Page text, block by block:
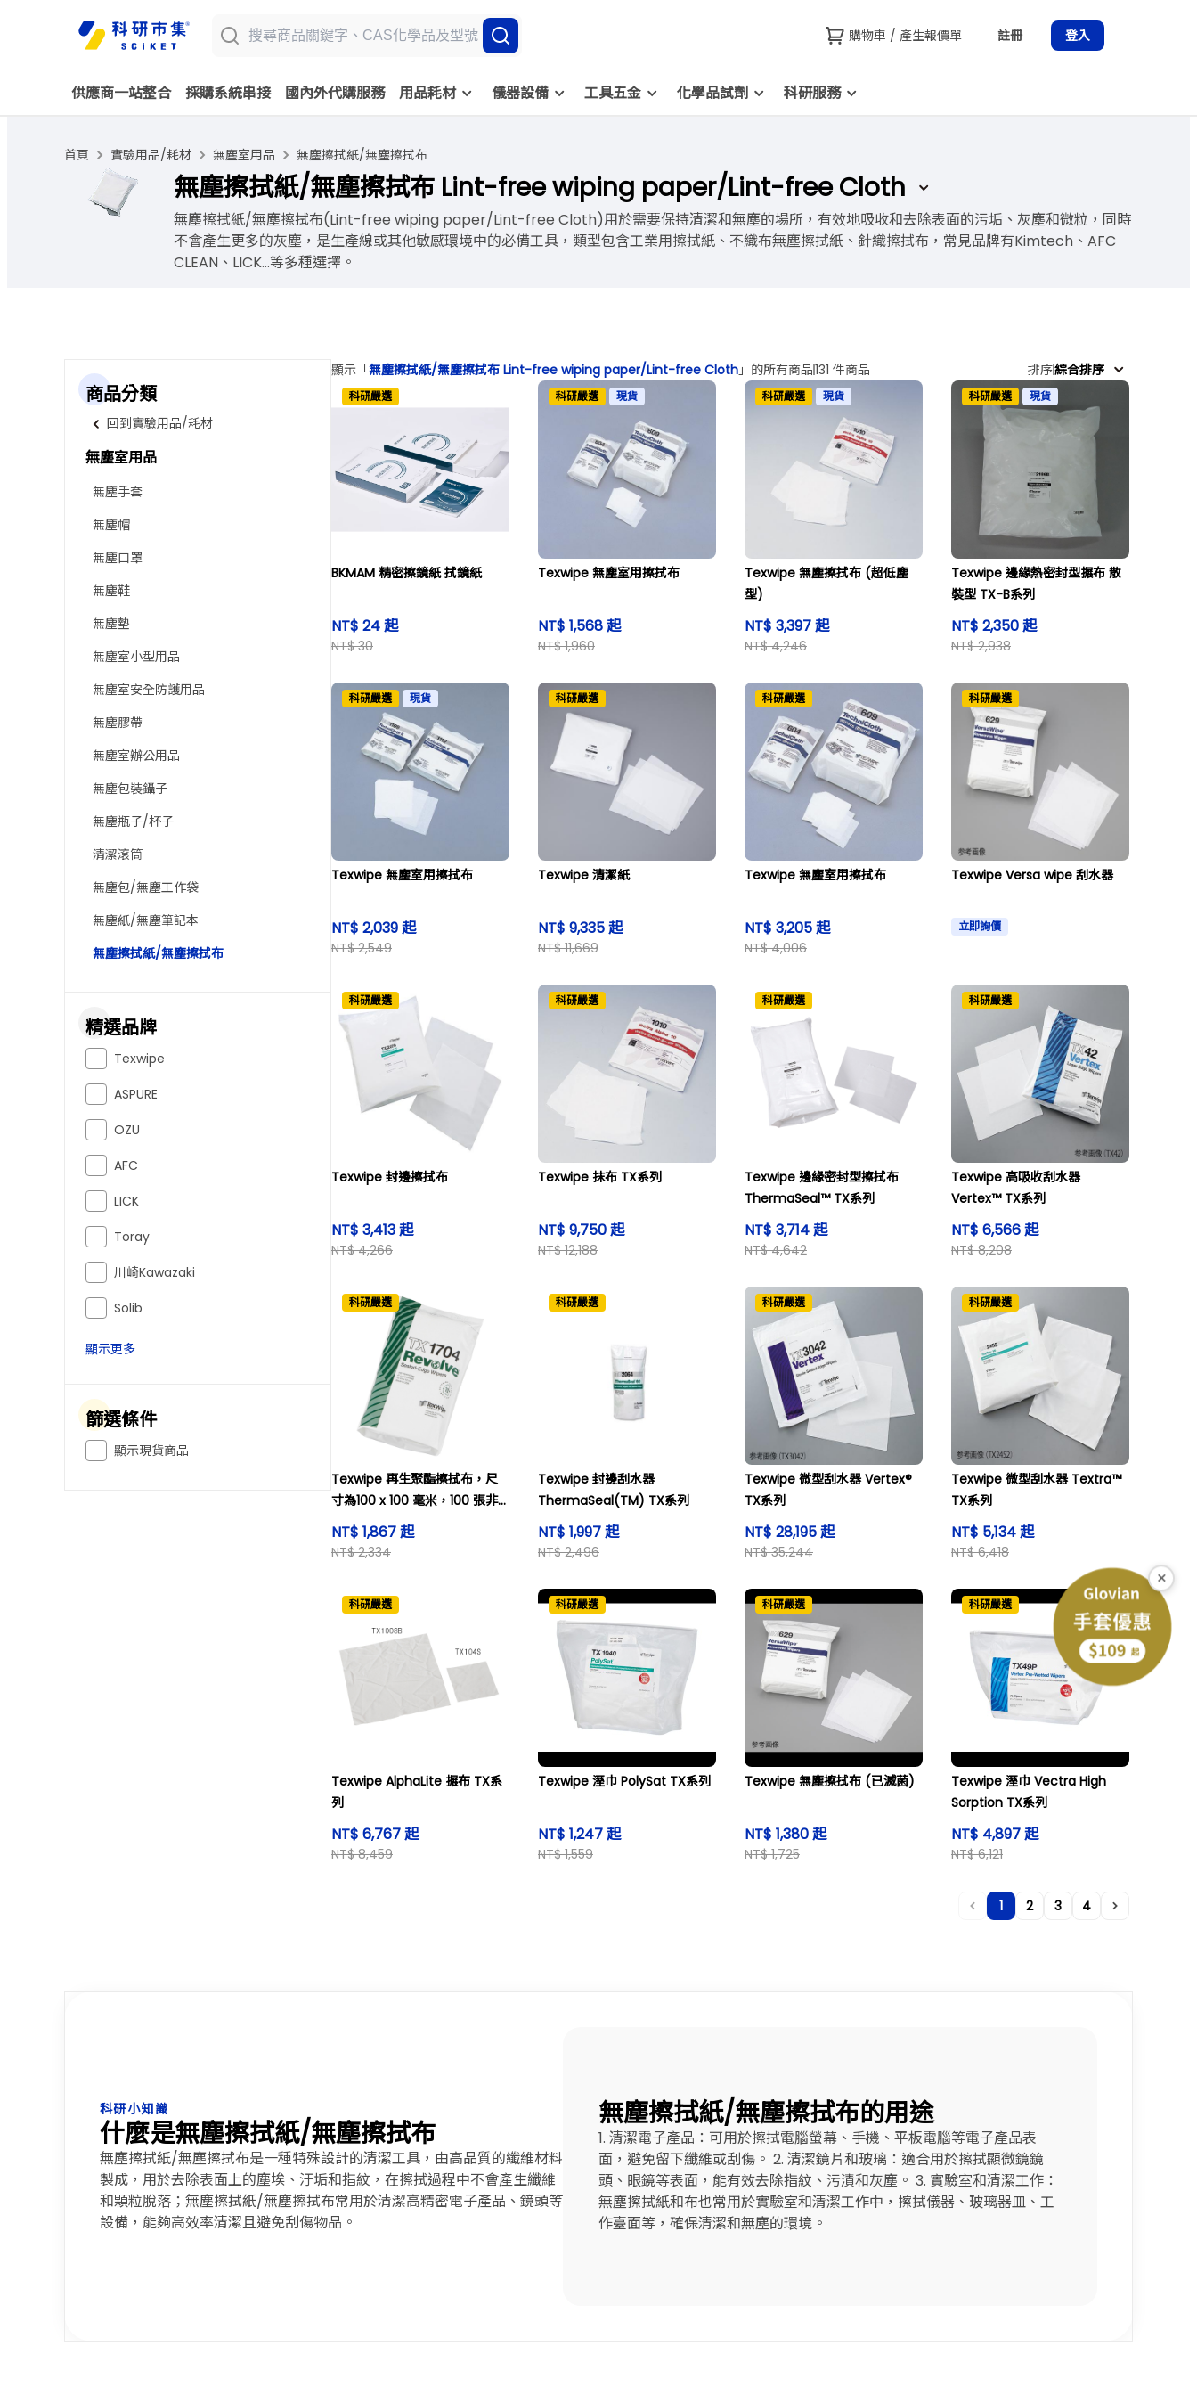
購物車 / 產生報價單 註冊 登入
供應商一站整合 採購系統串接 國內外代購服務 用品耗材 儀器設備 工具五金 化學品試劑 科研服務
首頁 實驗用品/耗材 無塵室用品 無塵擦拭紙/無塵擦拭布
無塵擦拭紙/無塵擦拭布 Lint-free wiping paper/Lint-free Cloth
無塵擦拭紙/無塵擦拭布(Lint-free wiping paper/Lint-free Cloth)用於需要保持清潔和無塵的場所，有效地吸收和去除表面的污垢、灰塵和微粒，同時
不會產生更多的灰塵，是生產線或其他敏感環境中的必備工具，類型包含工業用擦拭紙、不織布無塵擦拭紙、針織擦拭布，常見品牌有Kimtech、AFC
CLEAN、LICK...等多種選擇。
商品分類
回到實驗用品/耗材
無塵室用品
無塵手套
無塵帽
無塵口罩
無塵鞋
無塵墊
無塵室小型用品
無塵室安全防護用品
無塵膠帶
無塵室辦公用品
無塵包裝鑷子
無塵瓶子/杯子
清潔滾筒
無塵包/無塵工作袋
無塵紙/無塵筆記本
無塵擦拭紙/無塵擦拭布
精選品牌
Texwipe
ASPURE
OZU
AFC
LICK
Toray
川崎Kawazaki
Solib
顯示更多
篩選條件
顯示現貨商品
顯示「無塵擦拭紙/無塵擦拭布 Lint-free wiping paper/Lint-free Cloth」的所有商品131 件商品 排序綜合排序
科研嚴選
BKMAM 精密擦鏡紙 拭鏡紙
NT$ 24 起
NT$ 30
科研嚴選 現貨
Texwipe 無塵室用擦拭布
NT$ 1,568 起
NT$ 1,960
科研嚴選 現貨
Texwipe 無塵擦拭布 (超低塵
型)
NT$ 3,397 起
NT$ 4,246
科研嚴選 現貨
Texwipe 邊緣熱密封型搌布 散
裝型 TX-B系列
NT$ 2,350 起
NT$ 2,938
科研嚴選 現貨
Texwipe 無塵室用擦拭布
NT$ 2,039 起
NT$ 2,549
科研嚴選
Texwipe 清潔紙
NT$ 9,335 起
NT$ 11,669
科研嚴選
Texwipe 無塵室用擦拭布
NT$ 3,205 起
NT$ 4,006
科研嚴選
Texwipe Versa wipe 刮水器
立即詢價
科研嚴選
Texwipe 封邊擦拭布
NT$ 3,413 起
NT$ 4,266
科研嚴選
Texwipe 抹布 TX系列
NT$ 9,750 起
NT$ 12,188
科研嚴選
Texwipe 邊緣密封型擦拭布
ThermaSeal™ TX系列
NT$ 3,714 起
NT$ 4,642
科研嚴選
Texwipe 高吸收刮水器
Vertex™ TX系列
NT$ 6,566 起
NT$ 8,208
科研嚴選
Texwipe 再生聚酯擦拭布，尺
寸為100 x 100 毫米，100 張非
消毒紙張等。
NT$ 1,867 起
NT$ 2,334
科研嚴選
Texwipe 封邊刮水器
ThermaSeal(TM) TX系列
NT$ 1,997 起
NT$ 2,496
科研嚴選
Texwipe 微型刮水器 Vertex®
TX系列
NT$ 28,195 起
NT$ 35,244
科研嚴選
Texwipe 微型刮水器 Textra™
TX系列
NT$ 5,134 起
NT$ 6,418
科研嚴選
Texwipe AlphaLite 搌布 TX系
列
NT$ 6,767 起
NT$ 8,459
科研嚴選
Texwipe 溼巾 PolySat TX系列
NT$ 1,247 起
NT$ 1,559
科研嚴選
Texwipe 無塵擦拭布 (已滅菌)
NT$ 1,380 起
NT$ 1,725
科研嚴選
Texwipe 溼巾 Vectra High
Sorption TX系列
NT$ 4,897 起
NT$ 6,121
1 2 3 4
科研小知識
什麼是無塵擦拭紙/無塵擦拭布
無塵擦拭紙/無塵擦拭布是一種特殊設計的清潔工具，由高品質的纖維材料
製成，用於去除表面上的塵埃、汙垢和指紋，在擦拭過程中不會產生纖維
和顆粒脫落；無塵擦拭紙/無塵擦拭布常用於清潔高精密電子產品、鏡頭等
設備，能夠高效率清潔且避免刮傷物品。
無塵擦拭紙/無塵擦拭布的用途
1. 清潔電子產品：可用於擦拭電腦螢幕、手機、平板電腦等電子產品表
面，避免留下纖維或刮傷。 2. 清潔鏡片和玻璃：適合用於擦拭顯微鏡鏡
頭、眼鏡等表面，能有效去除指紋、污漬和灰塵。 3. 實驗室和清潔工作：
無塵擦拭紙和布也常用於實驗室和清潔工作中，擦拭儀器、玻璃器皿、工
作臺面等，確保清潔和無塵的環境。
×